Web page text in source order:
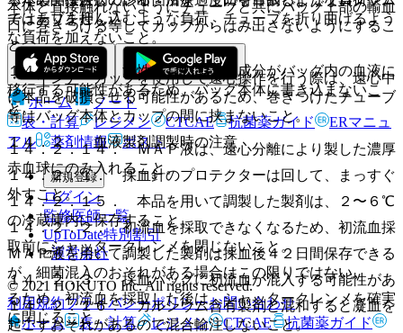
本体と直接触れないようにチューブと共にバッグ上部の輸血
口に巻きつける等してカップからはみ出さないようにするこ
と。
・ インナーカップを使用して遠心操作を行う際は、遠心中
に本品を破損させる可能性があるため、巻きつけたチューブ
等はバッグ本体とカップの間に挟まないこと。
１４．２．１４． ＭＡＰ液は、遠心分離により製した濃厚
赤血球にのみ入れること。
１４．２．１５． 本品を用いて調製した製剤は、２〜６℃
の冷蔵庫内に保存すること。
ＭＡＰ液を用いて調製した製剤は採血後４２日間保存できる
が、細菌混入のおそれがある場合はこの限りではない。
１４．２．１６． カルシウム含有製剤と混和すると凝血を
起こすおそれがあるので混合輸注しないこと。
チューブを押し込むような負荷、チューブを折り曲げるよう
な負荷を加えないこと。
１４．１．６． 油性ペンのインク成分がバッグ内の血液に
移行する可能性があるため、バッグ本体に書き込まないこ
と。
１４．２． 血液製剤調製時の注意
１４．２．１． 採血針のプロテクターは回して、まっすぐ
外すこと。
１４．２．２． 初流血を採取できなくなるため、初流血採
取前にシャッタークレンメを閉じないこと。
１４．２．３． 採血バッグに初流血が混入する可能性があ
るため、初流血を採取した後は、シャッタークレンメを確実
に閉じること。
ではありません。
ホーム
ノート
表・計算
レジメン CTCAE 抗菌薬ガイド
ERマニュ
アル
薬剤情報 ポスト
新規登録
ログイン
監修医師一覧
UpToDate特別割引
運営会社
© 2021 HOKUTO Inc. All rights reserved.
利用規約プライバシーポリシーお問い合わせ
ホーム
表・計算 レジメン CTCAE
抗菌薬ガイド